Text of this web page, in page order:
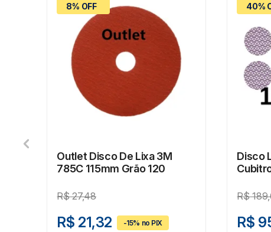
8% OFF
Outlet Disco De Lixa 3M
785C 115mm Grão 120
R$27,48
R$ 21,32
40%
Disco
R$
R$